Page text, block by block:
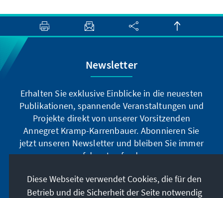
Newsletter
Erhalten Sie exklusive Einblicke in die neuesten
Publikationen, spannende Veranstaltungen und
Projekte direkt von unserer Vorsitzenden
Annegret Kramp-Karrenbauer. Abonnieren Sie
jetzt unseren Newsletter und bleiben Sie immer
auf dem Laufenden.
Jetzt abonnieren
Diese Webseite verwendet Cookies, die für den
Betrieb und die Sicherheit der Seite notwendig